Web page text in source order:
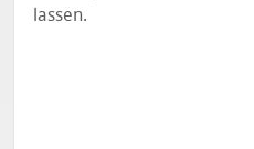
lassen.